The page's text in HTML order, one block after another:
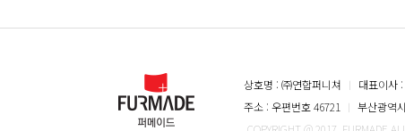
상호명 : ㈜연합퍼니쳐 ㅣ 대표이사
주소 : 우편번호 46721
ㅣ 부산광역